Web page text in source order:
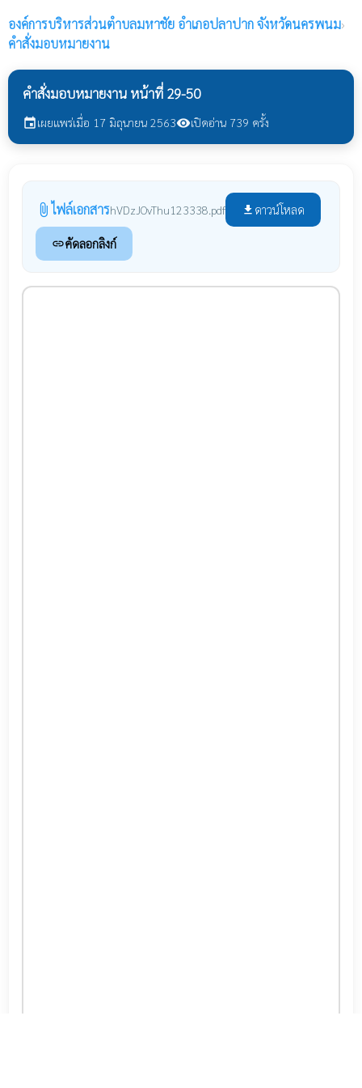
องค์การบริหารส่วนตำบลมหาชัย อำเภอปลาปาก จังหวัดนครพนม›
คำสั่งมอบหมายงาน
คำสั่งมอบหมายงาน หน้าที่ 29-50
eventเผยแพร่เมื่อ 17 มิถุนายน 2563visibilityเปิดอ่าน 739 ครั้ง
attach_file ไฟล์เอกสารhVDzJOvThu123338.pdf file_download ดาวน์โหลด
linkคัดลอกลิงก์